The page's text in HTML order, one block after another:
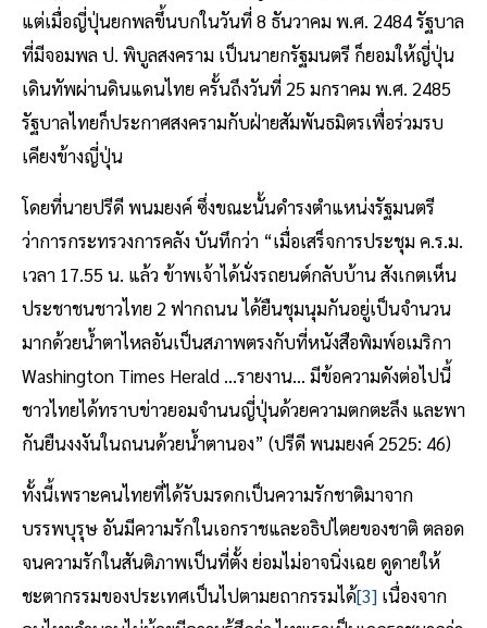
แต่เมื่อญี่ปุ่นยกพลขึ้นบกในวันที่ 8 ธันวาคม พ.ศ. 2484 รัฐบาล
ที่มีจอมพล ป. พิบูลสงคราม เป็นนายกรัฐมนตรี ก็ยอมให้ญี่ปุ่น
เดินทัพผ่านดินแดนไทย ครั้นถึงวันที่ 25 มกราคม พ.ศ. 2485
รัฐบาลไทยก็ประกาศสงครามกับฝ่ายสัมพันธมิตรเพื่อร่วมรบ
เคียงข้างญี่ปุ่น
โดยที่นายปรีดี พนมยงค์ ซึ่งขณะนั้นดำรงตำแหน่งรัฐมนตรี
ว่าการกระทรวงการคลัง บันทึกว่า “เมื่อเสร็จการประชุม ค.ร.ม.
เวลา 17.55 น. แล้ว ข้าพเจ้าได้นั่งรถยนต์กลับบ้าน สังเกตเห็น
ประชาชนชาวไทย 2 ฟากถนน ได้ยืนชุมนุมกันอยู่เป็นจำนวน
มากด้วยน้ำตาไหลอันเป็นสภาพตรงกับที่หนังสือพิมพ์อเมริกา
Washington Times Herald ...รายงาน... มีข้อความดังต่อไปนี้
ชาวไทยได้ทราบข่าวยอมจำนนญี่ปุ่นด้วยความตกตะลึง และพา
กันยืนงงงันในถนนด้วยน้ำตานอง” (ปรีดี พนมยงค์ 2525: 46)
ทั้งนี้เพราะคนไทยที่ได้รับมรดกเป็นความรักชาติมาจาก
บรรพบุรุษ อันมีความรักในเอกราชและอธิปไตยของชาติ ตลอด
จนความรักในสันติภาพเป็นที่ตั้ง ย่อมไม่อาจนิ่งเฉย ดูดายให้
ชะตากรรมของประเทศเป็นไปตามยถากรรมได้[3] เนื่องจาก